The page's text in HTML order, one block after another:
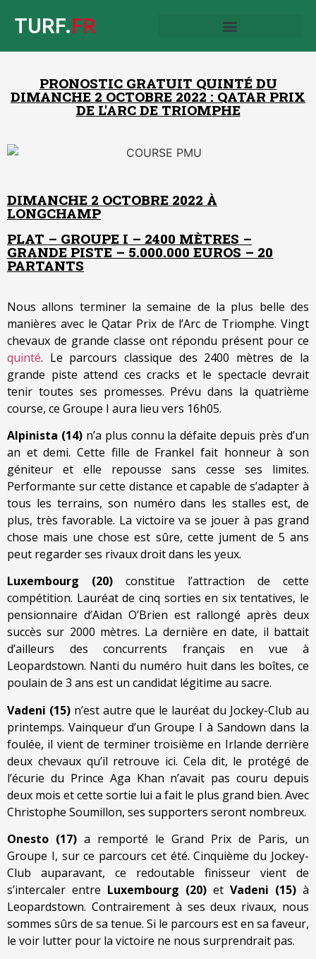
TURF.FR
PRONOSTIC GRATUIT QUINTÉ DU
DIMANCHE 2 OCTOBRE 2022 : QATAR PRIX
DE L'ARC DE TRIOMPHE
DIMANCHE 2 OCTOBRE 2022 À
LONGCHAMP
PLAT – GROUPE I – 2400 MÈTRES –
GRANDE PISTE – 5.000.000 EUROS – 20
PARTANTS
Nous allons terminer la semaine de la plus belle des
manières avec le Qatar Prix de l’Arc de Triomphe. Vingt
chevaux de grande classe ont répondu présent pour ce
quinté. Le parcours classique des 2400 mètres de la
grande piste attend ces cracks et le spectacle devrait
tenir toutes ses promesses. Prévu dans la quatrième
course, ce Groupe I aura lieu vers 16h05.
Alpinista (14) n’a plus connu la défaite depuis près d’un
an et demi. Cette fille de Frankel fait honneur à son
géniteur et elle repousse sans cesse ses limites.
Performante sur cette distance et capable de s’adapter à
tous les terrains, son numéro dans les stalles est, de
plus, très favorable. La victoire va se jouer à pas grand
chose mais une chose est sûre, cette jument de 5 ans
peut regarder ses rivaux droit dans les yeux.
Luxembourg (20) constitue l’attraction de cette
compétition. Lauréat de cinq sorties en six tentatives, le
pensionnaire d’Aidan O’Brien est rallongé après deux
succès sur 2000 mètres. La dernière en date, il battait
d’ailleurs des concurrents français en vue à
Leopardstown. Nanti du numéro huit dans les boîtes, ce
poulain de 3 ans est un candidat légitime au sacre.
Vadeni (15) n’est autre que le lauréat du Jockey-Club au
printemps. Vainqueur d’un Groupe I à Sandown dans la
foulée, il vient de terminer troisième en Irlande derrière
deux chevaux qu’il retrouve ici. Cela dit, le protégé de
l’écurie du Prince Aga Khan n’avait pas couru depuis
deux mois et cette sortie lui a fait le plus grand bien. Avec
Christophe Soumillon, ses supporters seront nombreux.
Onesto (17) a remporté le Grand Prix de Paris, un
Groupe I, sur ce parcours cet été. Cinquième du Jockey-
Club auparavant, ce redoutable finisseur vient de
s’intercaler entre Luxembourg (20) et Vadeni (15) à
Leopardstown. Contrairement à ses deux rivaux, nous
sommes sûrs de sa tenue. Si le parcours est en sa faveur,
le voir lutter pour la victoire ne nous surprendrait pas.